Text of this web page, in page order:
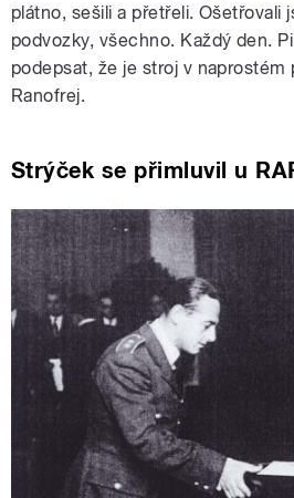
plátno, sešili a přetřeli. Ošetřovali
podvozky, všechno. Každý den.
podepsat, že je stroj v naprostém
Ranofrej.
Strýček se přimluvil u